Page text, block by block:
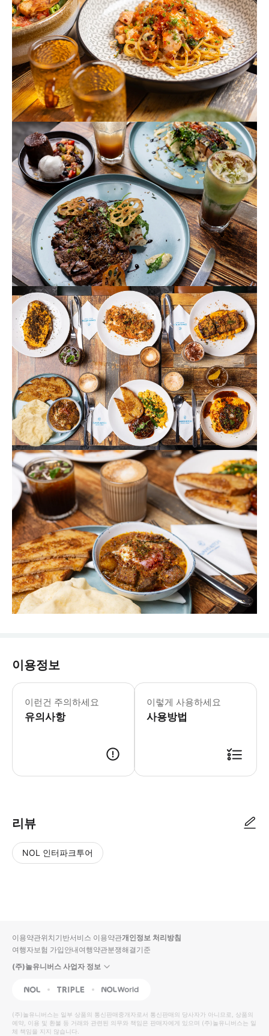
이용정보
이런건 주의하세요
유의사항
이렇게 사용하세요
사용방법
리뷰
NOL 인터파크투어
입니
다.
높
은
동
영
순
상
이용약관위치기반서비스 이용약관개인정보 처리방침
여행자보험 가입안내여행약관분쟁해결기준
(주)놀유니버스 사업자 정보
NOL Triple Interpark Global
(주)놀유니버스는 일부 상품의 통신판매중개자로서 통신판매의 당사자가 아니므로, 상품의
예약, 이용 및 환불 등 거래와 관련된 의무와 책임은 판매자에게 있으며 (주)놀유니버스는 일
체 책임을 지지 않습니다.